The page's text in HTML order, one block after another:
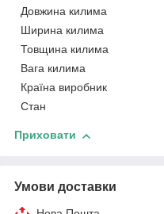
Довжина килима
Ширина килима
Товщина килима
Вага килима
Країна виробник
Стан
Приховати
Умови доставки